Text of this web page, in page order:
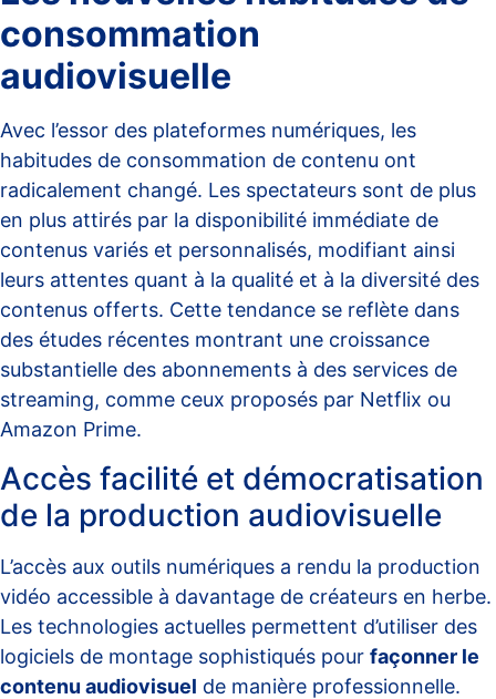
consommation
audiovisuelle
Avec l’essor des plateformes numériques, les
habitudes de consommation de contenu ont
radicalement changé. Les spectateurs sont de plus
en plus attirés par la disponibilité immédiate de
contenus variés et personnalisés, modifiant ainsi
leurs attentes quant à la qualité et à la diversité des
contenus offerts. Cette tendance se reflète dans
des études récentes montrant une croissance
substantielle des abonnements à des services de
streaming, comme ceux proposés par Netflix ou
Amazon Prime.
Accès facilité et démocratisation
de la production audiovisuelle
L’accès aux outils numériques a rendu la production
vidéo accessible à davantage de créateurs en herbe.
Les technologies actuelles permettent d’utiliser des
logiciels de montage sophistiqués pour façonner le
contenu audiovisuel de manière professionnelle.